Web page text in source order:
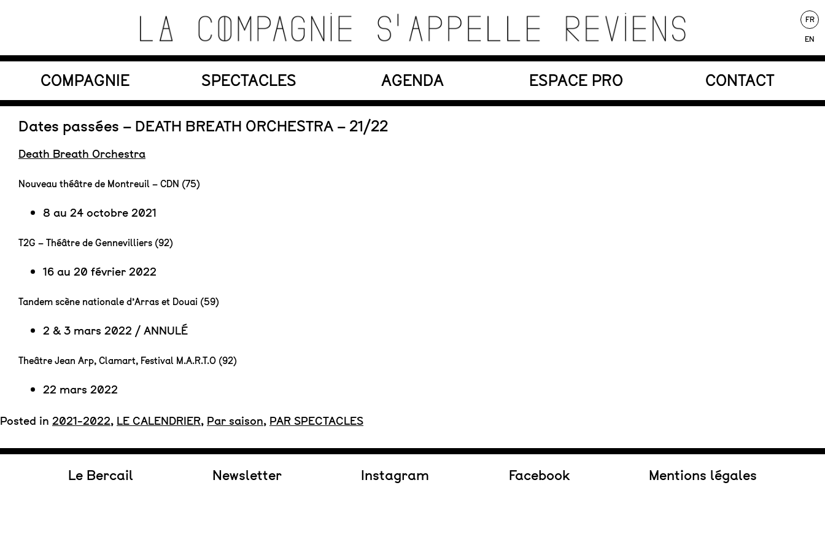
La Compagnie s'Appelle
Reviens
Théâtre de recherche où se croisent marionnettes, matériaux, machines, acteurs et compositions sonores au service d’une écriture poétique.
COMPAGNIE SPECTACLES AGENDA ESPACE PRO CONTACT
FR
EN
En tournée En création
Dates passées – DEATH BREATH ORCHESTRA – 21/22
Death Breath Orchestra
Nouveau théâtre de Montreuil – CDN (75)
8 au 24 octobre 2021
T2G – Théâtre de Gennevilliers (92)
16 au 20 février 2022
Tandem scène nationale d’Arras et Douai (59)
2 & 3 mars 2022 / ANNULÉ
Theâtre Jean Arp, Clamart, Festival M.A.R.T.O (92)
22 mars 2022
Posted in 2021-2022, LE CALENDRIER, Par saison, PAR SPECTACLES
Le Bercail Newsletter Instagram Facebook Mentions légales